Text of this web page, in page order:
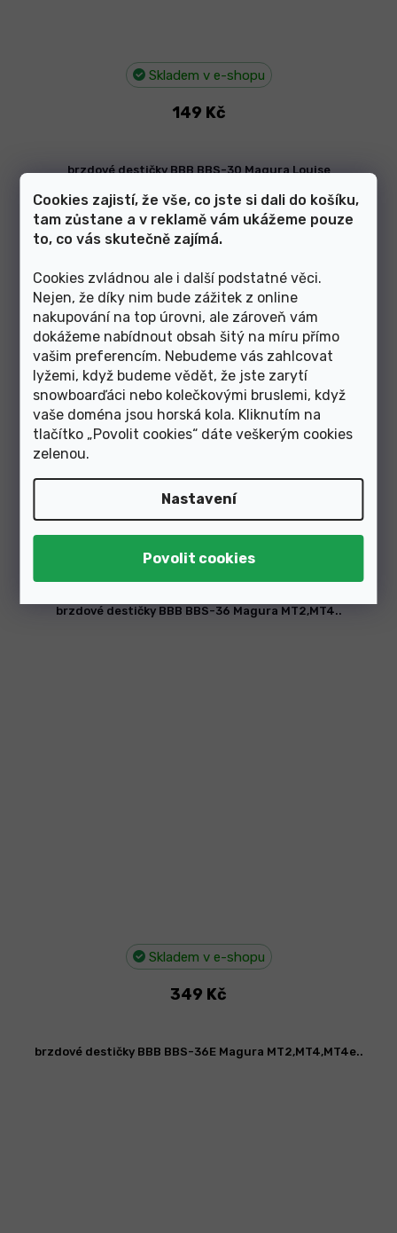
Cookies zajistí, že vše, co jste si dali do košíku,
tam zůstane a v reklamě vám ukážeme pouze
to, co vás skutečně zajímá.
Cookies zvládnou ale i další podstatné věci.
Nejen, že díky nim bude zážitek z online
nakupování na top úrovni, ale zároveň vám
dokážeme nabídnout obsah šitý na míru přímo
vašim preferencím. Nebudeme vás zahlcovat
lyžemi, když budeme vědět, že jste zarytí
snowboarďáci nebo kolečkovými bruslemi, když
vaše doména jsou horská kola. Kliknutím na
tlačítko „Povolit cookies“ dáte veškerým cookies
zelenou.
Nastavení
Skladem v e-shopu
149 Kč
brzdové destičky BBB BBS-30 Magura Louise
Skladem v e-shopu
349 Kč
brzdové destičky BBB BBS-36 Magura MT2,MT4..
Skladem v e-shopu
349 Kč
brzdové destičky BBB BBS-36E Magura MT2,MT4,MT4e..